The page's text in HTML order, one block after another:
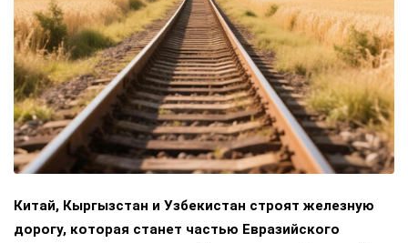
Китай, Кыргызстан и Узбекистан строят железную
дорогу, которая станет частью Евразийского